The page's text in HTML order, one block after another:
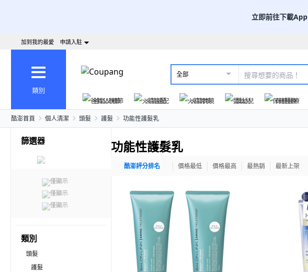
立即前往下載App
加到我的最愛 申請入駐
類別
全部
爸氣父親節
火箭速配 火箭跨境 嬰幼兒 保健醫療
酷澎首頁 個人清潔 頭髮 護髮 功能性護髮乳
篩選器
僅顯示
僅顯示
僅顯示
類別
頭髮
護髮
功能性護髮乳
酷澎評分排名 價格最低 價格最高 最熱銷 最新上架